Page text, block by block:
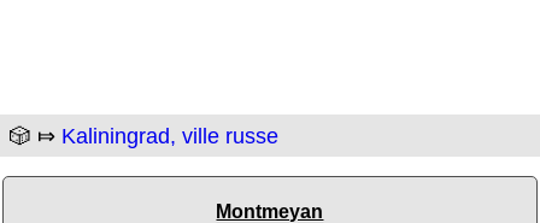
🎲 ⤇ Kaliningrad, ville russe
Montmeyan